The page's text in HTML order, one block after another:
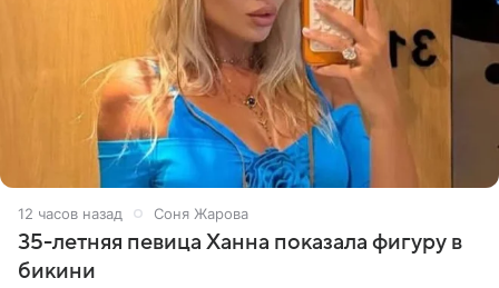
12 часов назад Соня Жарова
35-летняя певица Ханна показала фигуру в
бикини